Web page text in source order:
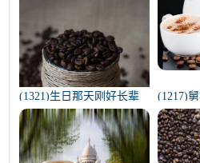
品范围）
(1321)生日那天刚好长辈
去世（父亲在我生日去世
意味着）
(1217)
礼物（
礼物排